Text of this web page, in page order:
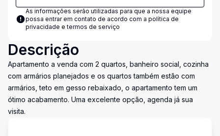
As informações serão utilizadas para que a nossa equipe
possa entrar em contato de acordo com a política de
privacidade e termos de serviço
Descrição
Apartamento a venda com 2 quartos, banheiro social, cozinha
com armários planejados e os quartos também estão com
armários, teto em gesso rebaixado, o apartamento tem um
ótimo acabamento. Uma excelente opção, agenda já sua
visita.